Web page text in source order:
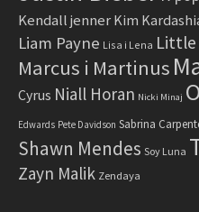
Kendall jenner Kim
Liam Payne Lisa i Lena Little
Marcus i Martinus
Cyrus Niall Horan Nicki Minaj
Edwards Pete Davidson Sabrina
Shawn Mendes Soy Luna
Zayn Malik Zendaya